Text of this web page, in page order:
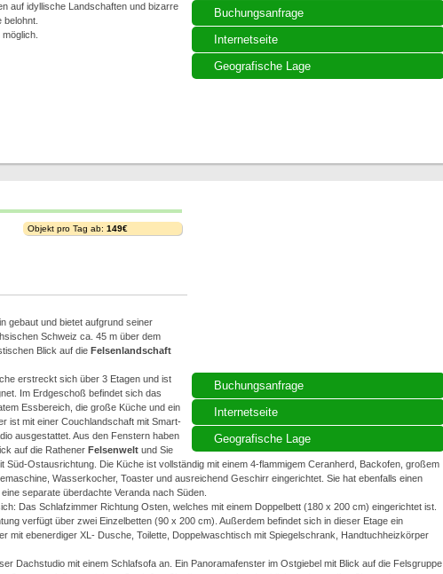
Buchungsanfrage
Internetseite
Geografische Lage
auf idyllische Landschaften und bizarre
belohnt.
Buchungsanfrage
Internetseite
Geografische Lage
Objekt pro Tag ab: 149€
gebaut und bietet aufgrund seiner
Schweiz ca. 45 m über dem
Blick auf die Felsenlandschaft
erstreckt sich über 3 Etagen und ist
Im Erdgeschoß befindet sich das
Essbereich, die große Küche und ein
ist mit einer Couchlandschaft mit Smart-
ausgestattet. Aus den Fenstern haben
auf die Rathener Felsenweltund Sie
Süd-Ostausrichtung. Die Küche ist vollständig mit einem 4-flammigem Ceranherd, Backofen, großem
Wasserkocher, Toaster und ausreichend Geschirr eingerichtet. Sie hat ebenfalls einen
separate überdachte Veranda nach Süden.
Das Schlafzimmer Richtung Osten, welches mit einem Doppelbett (180 x 200 cm) eingerichtet ist.
verfügt über zwei Einzelbetten (90 x 200 cm). Außerdem befindet sich in dieser Etage ein
mit ebenerdiger XL- Dusche, Toilette, Doppelwaschtisch mit Spiegelschrank, Handtuchheizkörper
Dachstudio mit einem Schlafsofa an. Ein Panoramafenster im Ostgiebel mit Blick auf die Felsgruppe